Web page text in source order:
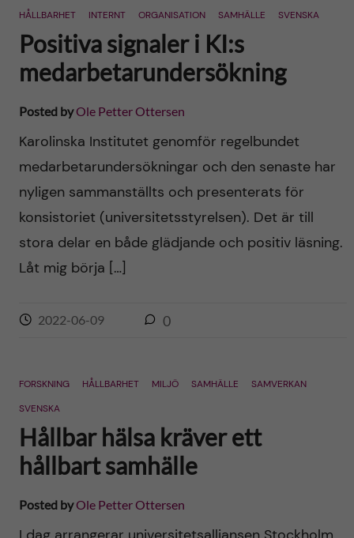
HÅLLBARHET INTERNT ORGANISATION SAMHÄLLE SVENSKA
Positiva signaler i KI:s
medarbetarundersökning
Posted byOle Petter Ottersen
Karolinska Institutet genomför regelbundet
medarbetarundersökningar och den senaste har
nyligen sammanställts och presenterats för
konsistoriet (universitetsstyrelsen). Det är till
stora delar en både glädjande och positiv läsning.
Låt mig börja […]
2022-06-09 0
FORSKNING HÅLLBARHET MILJÖ SAMHÄLLE
SAMVERKAN
SVENSKA
Hållbar hälsa kräver ett
hållbart samhälle
Posted byOle Petter Ottersen